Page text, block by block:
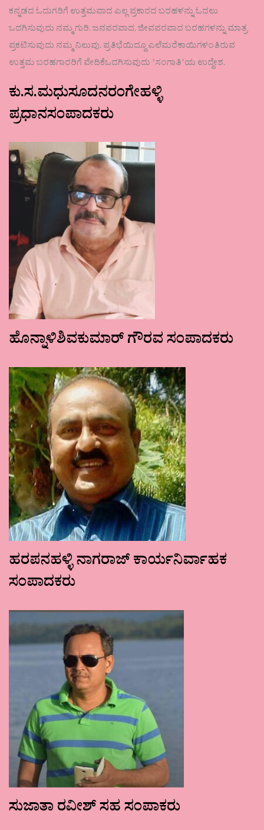
ಕನ್ನಡದ ಓದುಗರಿಗೆ ಉತ್ತಮವಾದ ಎಲ್ಲ ಪ್ರಕಾರದ ಬರಹಳನ್ನು ಓದಲು
ಒದಗಿಸುವುದು ನಮ್ಮ ಗುರಿ. ಜನಪರವಾದ, ಜೀವಪರವಾದ ಬರಹಗಳನ್ನು ಮಾತ್ರ
ಪ್ರಕಟಿಸುವುದು ನಮ್ಮ ನಿಲುವು. ಪ್ರತಿಭೆಯಿದ್ದೂ ಎಲೆಮರೆಕಾಯಿಗಳಂತಿರುವ
ಉತ್ತಮ ಬರಹಗಾರರಿಗೆ ವೇದಿಕೆಒದಗಿಸುವುದು ʼಸಂಗಾತಿʼಯ ಉದ್ದೇಶ.
ಕು.ಸ.ಮಧುಸೂದನರಂಗೇಹಳ್ಳಿ
ಪ್ರಧಾನಸಂಪಾದಕರು
ಹೊನ್ನಾಳಿಶಿವಕುಮಾರ್ ಗೌರವ ಸಂಪಾದಕರು
ಹರಪನಹಳ್ಳಿ ನಾಗರಾಜ್ ಕಾರ್ಯನಿರ್ವಾಹಕ
ಸಂಪಾದಕರು
ಸುಜಾತಾ ರವೀಶ್ ಸಹ ಸಂಪಾಕರು